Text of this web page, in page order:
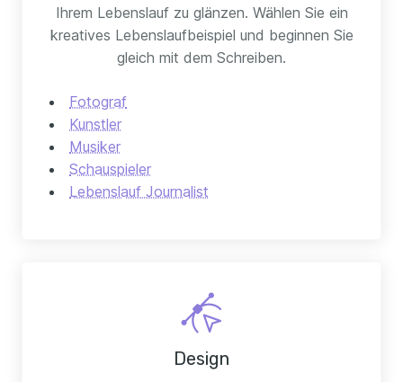
Ihrem Lebenslauf zu glänzen. Wählen Sie ein
kreatives Lebenslaufbeispiel und beginnen Sie
gleich mit dem Schreiben.
Fotograf
Kunstler
Musiker
Schauspieler
Lebenslauf Journalist
Design